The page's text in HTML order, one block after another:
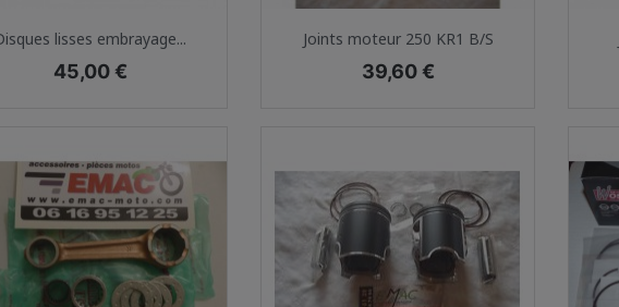
Aperçu rapide
lisses embrayage...
Prix
45,00 €
 Aperçu rapide
Joints moteur 250 KR1 B/S
Prix
39,60 €